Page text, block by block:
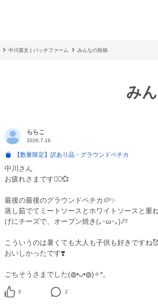
中川貴文 | パッチファーム みんなの投稿
み
ららこ
2026.7.16
【数量限定】訳あり品・グラウンドペチカ
中川さん
お疲れさまです🙂‍↕️💞
最後の最後のグラウンドペチカ🥔✨
蒸し茹でてミートソースとホワイトソースと重
げにチーズで、オーブン焼き(⁠｡⁠･⁠ω⁠･⁠｡⁠)⁠ﾉ⁠♡
こういうのは暑くても大人も子供も好きですね
おいしかったです❣️
ごちそうさまでした(⁠◍⁠•⁠ᴗ⁠•⁠◍⁠)⁠✧⁠*⁠。
3 2